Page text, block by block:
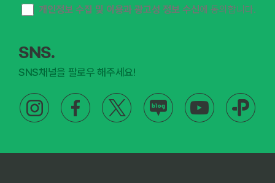
개인정보 수집 및 이용과 광고성 정보 수신에 동의합니다.
SNS.
SNS채널을 팔로우 해주세요!